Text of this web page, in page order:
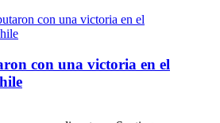
con una victoria en el